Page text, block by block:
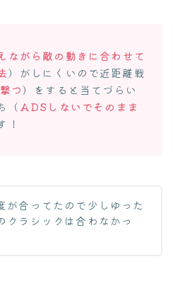
ながら敵の動きに合わせて
）がしにくいので近距離戦
つ）をすると当てづらい
（ADSしないでそのまま
！
が合ってたので少しゆった
クラシックは合わなかっ